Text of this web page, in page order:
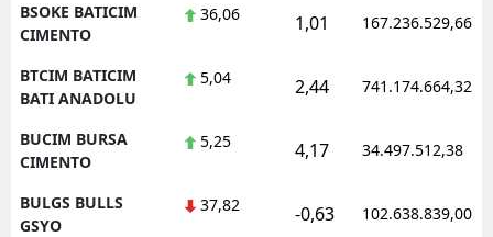
BSOKE BATICIM
CIMENTO
36,06 1,01 167.236.529,66
BTCIM BATICIM
BATI ANADOLU
5,04 2,44 741.174.664,32
BUCIM BURSA
CIMENTO
5,25 4,17 34.497.512,38
BULGS BULLS
GSYO
37,82 -0,63 102.638.839,00